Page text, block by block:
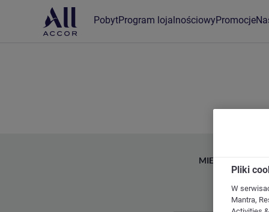
PobytProgram lojalnościowyPromocje
MIEJSCE POBYTU
Pliki
W
Mantra,